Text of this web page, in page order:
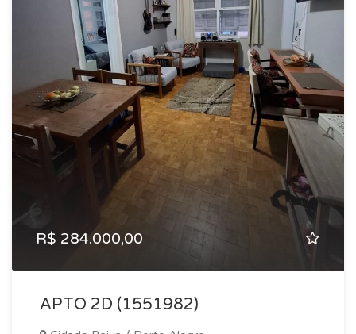
R$ 284.000,00
APTO 2D (1551982)